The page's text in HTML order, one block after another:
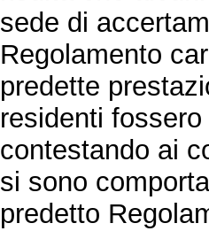
sede di
Regolamento
predette
residenti
contestando ai
si sono
predetto